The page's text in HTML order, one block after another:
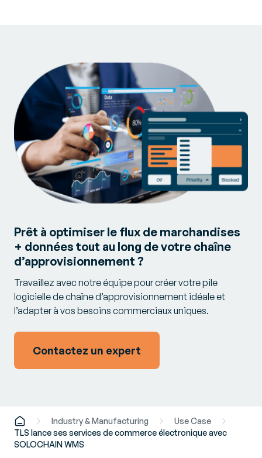
Prêt à optimiser le flux de marchandises
+ données tout au long de votre chaîne
d’approvisionnement ?
Travaillez avec notre équipe pour créer votre pile
logicielle de chaîne d’approvisionnement idéale et
l’adapter à vos besoins commerciaux uniques.
Contactez un expert
Industry & Manufacturing
Use Case
TLS lance ses services de commerce électronique avec
SOLOCHAIN WMS